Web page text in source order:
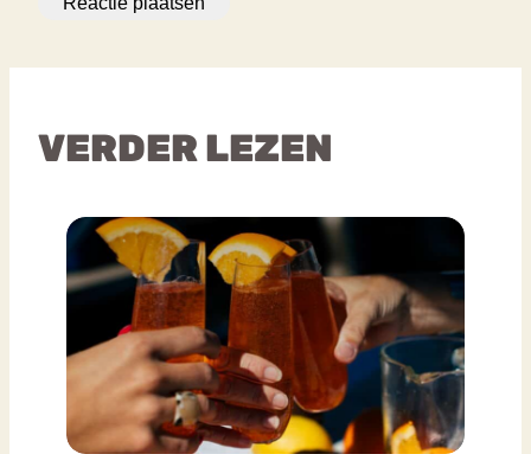
VERDER LEZEN